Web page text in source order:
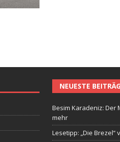
NEUESTE
Besim Karadeniz: Der
mehr
Lesetipp: „Die Brezel“